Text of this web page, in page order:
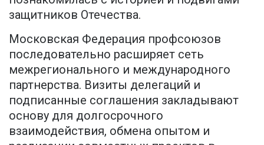
защитников Отечества.
Московская Федерация профсоюзов
последовательно расширяет сеть
межрегионального и международного
партнерства. Визиты делегаций и
подписанные соглашения закладывают
основу для долгосрочного
взаимодействия, обмена опытом и